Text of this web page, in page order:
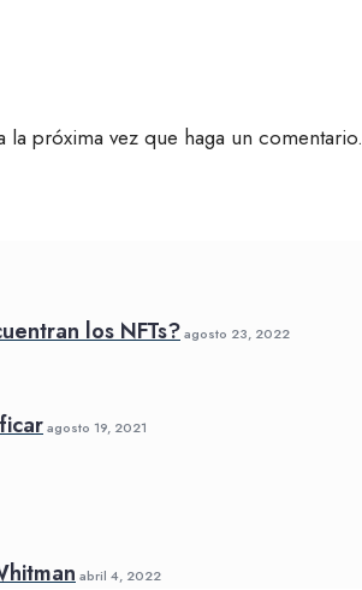
próxima vez que haga un comentario.
los NFTs?agosto 23, 2022
agosto 19, 2021
abril 4, 2022